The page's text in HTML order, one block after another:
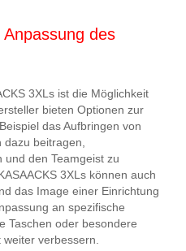
des
3XLs ist die Möglichkeit
bieten Optionen zur
das Aufbringen von
beitragen,
und den Teamgeist zu
3XLs können auch
das Image einer Einrichtung
an spezifische
Taschen oder besondere
verbessern.